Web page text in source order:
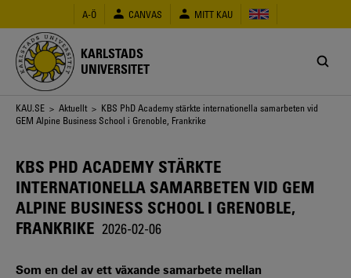
huvudinnehåll
A-Ö CANVAS MITT KAU
KARLSTADS
UNIVERSITET
Länkstig
KAU.SE > Aktuellt > KBS PhD Academy stärkte internationella samarbeten vid
GEM Alpine Business School i Grenoble, Frankrike
KBS PHD ACADEMY STÄRKTE
INTERNATIONELLA SAMARBETEN VID GEM
ALPINE BUSINESS SCHOOL I GRENOBLE,
FRANKRIKE 2026-02-06
Som en del av ett växande samarbete mellan